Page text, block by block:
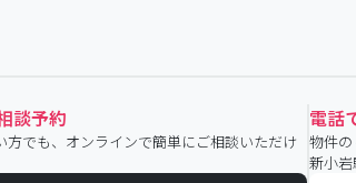
談予約
方でも、オンラインで簡単にご相談いただけ
電話
物件
新小岩